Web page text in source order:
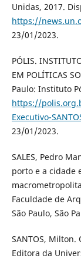
Unidas, 2017.
https://
23/01/2023.
PÓLIS.
EM POLÍTICAS
Paulo: Instituto
https://
Executivo-
23/01/2023.
SALES, Pedro
porto e a cidade
Faculdade de
São Paulo, São
SANTOS, Milton.
Editora da